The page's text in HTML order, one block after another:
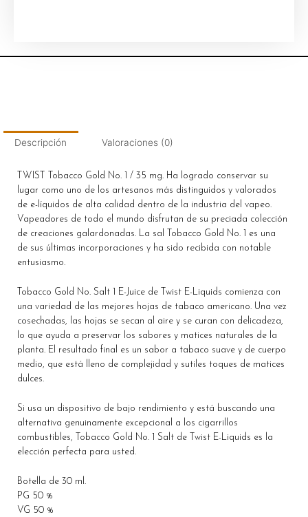
Descripción Valoraciones (0)
TWIST Tobacco Gold No. 1 / 35 mg. Ha logrado conservar su
lugar como uno de los artesanos más distinguidos y valorados
de e-líquidos de alta calidad dentro de la industria del vapeo.
Vapeadores de todo el mundo disfrutan de su preciada colección
de creaciones galardonadas. La sal Tobacco Gold No. 1 es una
de sus últimas incorporaciones y ha sido recibida con notable
entusiasmo.
Tobacco Gold No. Salt 1 E-Juice de Twist E-Liquids comienza con
una variedad de las mejores hojas de tabaco americano. Una vez
cosechadas, las hojas se secan al aire y se curan con delicadeza,
lo que ayuda a preservar los sabores y matices naturales de la
planta. El resultado final es un sabor a tabaco suave y de cuerpo
medio, que está lleno de complejidad y sutiles toques de matices
dulces.
Si usa un dispositivo de bajo rendimiento y está buscando una
alternativa genuinamente excepcional a los cigarrillos
combustibles, Tobacco Gold No. 1 Salt de Twist E-Liquids es la
elección perfecta para usted.
Botella de 30 ml.
PG 50 %
VG 50 %